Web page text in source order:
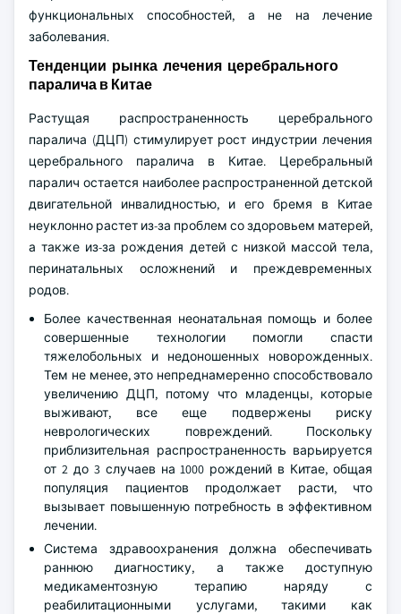
функциональных способностей, а не на лечение
заболевания.
Тенденции рынка лечения церебрального
паралича в Китае
Растущая распространенность церебрального
паралича (ДЦП) стимулирует рост индустрии лечения
церебрального паралича в Китае. Церебральный
паралич остается наиболее распространенной детской
двигательной инвалидностью, и его бремя в Китае
неуклонно растет из-за проблем со здоровьем матерей,
а также из-за рождения детей с низкой массой тела,
перинатальных осложнений и преждевременных
родов.
Более качественная неонатальная помощь и более
совершенные технологии помогли спасти
тяжелобольных и недоношенных новорожденных.
Тем не менее, это непреднамеренно способствовало
увеличению ДЦП, потому что младенцы, которые
выживают, все еще подвержены риску
неврологических повреждений. Поскольку
приблизительная распространенность варьируется
от 2 до 3 случаев на 1000 рождений в Китае, общая
популяция пациентов продолжает расти, что
вызывает повышенную потребность в эффективном
лечении.
Система здравоохранения должна обеспечивать
раннюю диагностику, а также доступную
медикаментозную терапию наряду с
реабилитационными услугами, такими как